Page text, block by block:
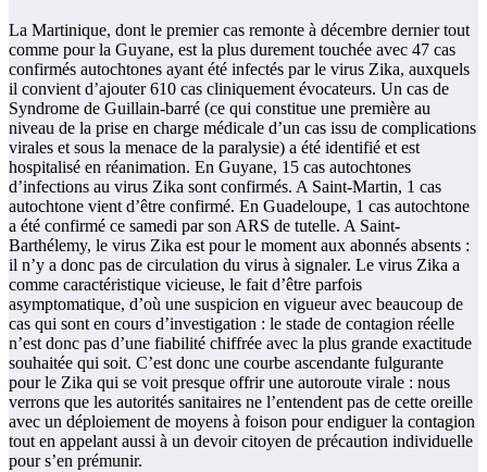
La Martinique, dont le premier cas remonte à décembre dernier tout
comme pour la Guyane, est la plus durement touchée avec 47 cas
confirmés autochtones ayant été infectés par le virus Zika, auxquels
il convient d’ajouter 610 cas cliniquement évocateurs. Un cas de
Syndrome de Guillain-barré (ce qui constitue une première au
niveau de la prise en charge médicale d’un cas issu de complications
virales et sous la menace de la paralysie) a été identifié et est
hospitalisé en réanimation. En Guyane, 15 cas autochtones
d’infections au virus Zika sont confirmés. A Saint-Martin, 1 cas
autochtone vient d’être confirmé. En Guadeloupe, 1 cas autochtone
a été confirmé ce samedi par son ARS de tutelle. A Saint-
Barthélemy, le virus Zika est pour le moment aux abonnés absents :
il n’y a donc pas de circulation du virus à signaler. Le virus Zika a
comme caractéristique vicieuse, le fait d’être parfois
asymptomatique, d’où une suspicion en vigueur avec beaucoup de
cas qui sont en cours d’investigation : le stade de contagion réelle
n’est donc pas d’une fiabilité chiffrée avec la plus grande exactitude
souhaitée qui soit. C’est donc une courbe ascendante fulgurante
pour le Zika qui se voit presque offrir une autoroute virale : nous
verrons que les autorités sanitaires ne l’entendent pas de cette oreille
avec un déploiement de moyens à foison pour endiguer la contagion
tout en appelant aussi à un devoir citoyen de précaution individuelle
pour s’en prémunir.